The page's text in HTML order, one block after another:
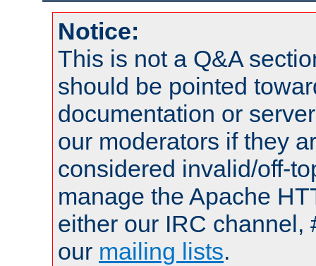
Notice:
This is not a Q&A
should be pointed
documentation or
our moderators if they
considered invalid/off-
manage the Apache
either our IRC channel,
our mailing lists.